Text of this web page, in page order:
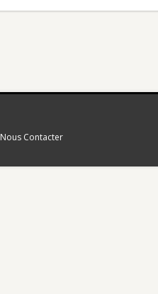
Nous Contacter